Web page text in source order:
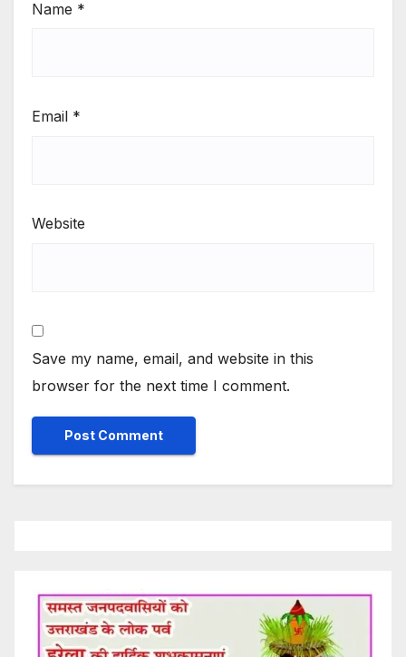
Name *
Email *
Website
Save my name, email, and website in this
browser for the next time I comment.